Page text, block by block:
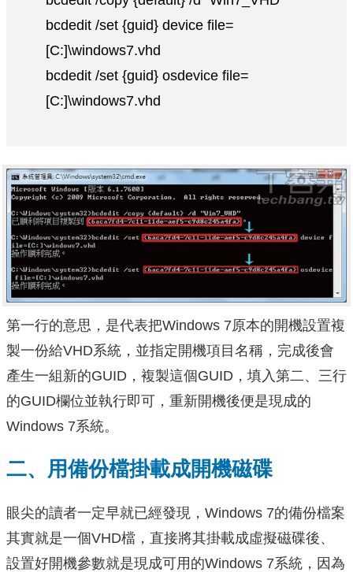
bcdedit /set {guid} device file=
[C:]\windows7.vhd
bcdedit /set {guid} osdevice file=
[C:]\windows7.vhd
第一行的意思，是代表把Windows 7原本的開機設置複
製一份給VHD系統，並指定開機項目名稱，完成後會
產生一組新的GUID，複製這個GUID，填入第二、三行
的GUID欄位並執行即可，重新開機後便是現成的
Windows 7系統。
二、用備份檔掛載成開機磁碟
眼尖的讀者一定早就已經發現，Windows 7的備份檔案
其實就是一個VHD檔，直接將其掛載成虛擬磁碟後、
設置好開機參數就是現成可用的Windows 7系統，因為